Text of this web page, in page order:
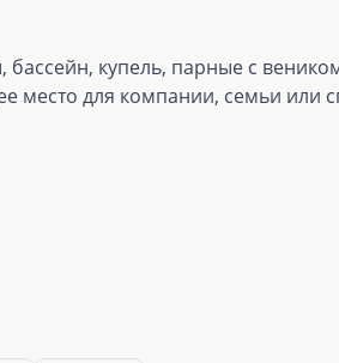
купель, парные с
место для компании, семьи или